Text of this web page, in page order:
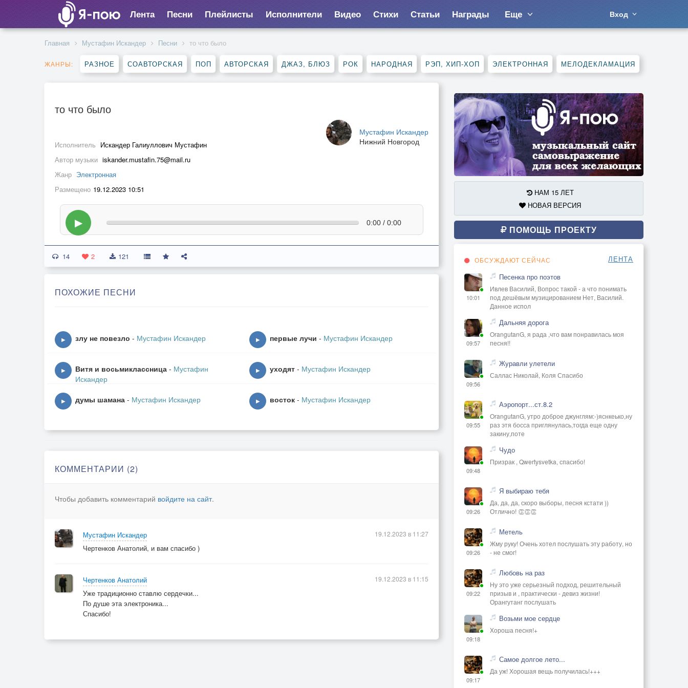
Лента Песни Плейлисты Исполнители Видео Стихи Статьи Награды Еще Вход
Главная Мустафин Искандер Песни то что было
ЖАНРЫ: РАЗНОЕ СОАВТОРСКАЯ ПОП АВТОРСКАЯ ДЖАЗ, БЛЮЗ РОК НАРОДНАЯ РЭП, ХИП-ХОП ЭЛЕКТРОННАЯ МЕЛОДЕКЛАМАЦИЯ
то что было
Мустафин Искандер
Нижний Новгород
Исполнитель Искандер Галиуллович Мустафин
Автор музыки iskander.mustafin.75@mail.ru
Жанр Электронная
Размещено 19.12.2023 10:51
▶ 0:00 / 0:00
14 2 121
ПОХОЖИЕ ПЕСНИ
▶ злу не повезло - Мустафин Искандер ▶ первые лучи - Мустафин Искандер
▶ Витя и восьмиклассница - Мустафин
Искандер
▶ уходят - Мустафин Искандер
▶ думы шамана - Мустафин Искандер ▶ восток - Мустафин Искандер
КОММЕНТАРИИ (2)
Чтобы добавить комментарий войдите на сайт.
Мустафин Искандер
Чертенков Анатолий, и вам спасибо )
19.12.2023 в 11:27
Чертенков Анатолий
Уже традиционно ставлю сердечки...
По душе эта электроника...
Спасибо!
19.12.2023 в 11:15
НАМ 15 ЛЕТ
НОВАЯ ВЕРСИЯ
ПОМОЩЬ ПРОЕКТУ
ОБСУЖДАЮТ СЕЙЧАС ЛЕНТА
10:01
Песенка про поэтов
Ивлев Василий, Вопрос такой - а что понимать
под дешёвым музицированием Нет, Василий.
Данное испол
09:57
Дальняя дорога
OrangutanG, я рада ,что вам понравилась моя
песня!!
09:56
Журавли улетели
Саллас Николай, Коля Спасибо
09:55
Аэропорт...ст.8.2
OrangutanG, утро доброе джунглям:-)яснкеько,ну
раз этя босса приглянулась,тогда еще одну
закину,поте
09:48
Чудо
Призрак , Qwertysvetka, спасибо!
09:26
Я выбираю тебя
Да, да, да, скоро выборы, песня кстати ))
Отлично! 👏👏👏
09:26
Метель
Жму руку! Очень хотел послушать эту работу, но
- не смог!
09:22
Любовь на раз
Ну это уже серьезный подход, решительный
призыв и , практически - девиз жизни!
Орангутанг послушать
09:18
Возьми мое сердце
Хороша песня!+
09:17
Самое долгое лето...
Да уж! Хорошая вещь получилась!+++